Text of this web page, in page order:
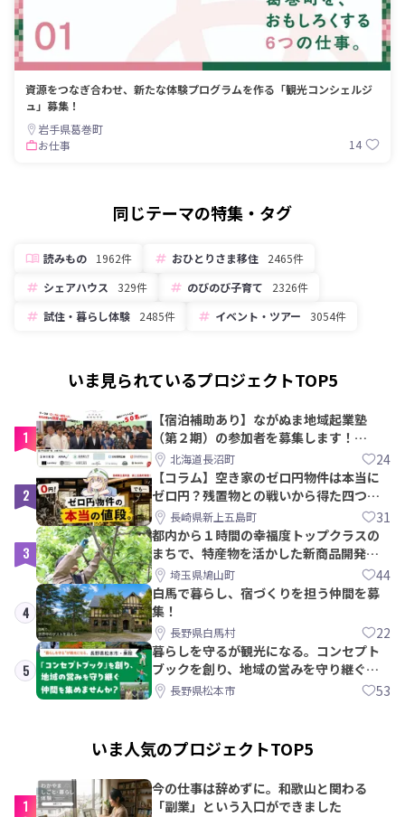
資源をつなぎ合わせ、新たな体験プログラムを作る「観光コンシェルジ
ュ」募集！
岩手県葛巻町
お仕事
14
同じテーマの特集・タグ
読みもの 1962件 おひとりさま移住
2465件
シェアハウス
329件 のびのび子育て
2326件
試住・暮らし体験
2485件 イベント・ツアー 3054件
いま見られているプロジェクトTOP5
1
【宿泊補助あり】ながぬま地域起業塾
（第２期）の参加者を募集します！
【8/21〆】
北海道長沼町 24
2
【コラム】空き家のゼロ円物件は本当に
ゼロ円？残置物との戦いから得た四つの
教訓｜新上五島町
長崎県新上五島町 31
3
都内から１時間の幸福度トップクラスの
まちで、特産物を活かした新商品開発＆
PRメンバー募集！
埼玉県鳩山町 44
4
白馬で暮らし、宿づくりを担う仲間を募
集！
長野県白馬村 22
5
暮らしを守るが観光になる。コンセプト
ブックを創り、地域の営みを守り継ぐ仲
間を集めませんか？
長野県松本市 53
いま人気のプロジェクトTOP5
1
今の仕事は辞めずに。和歌山と関わる
「副業」という入口ができました